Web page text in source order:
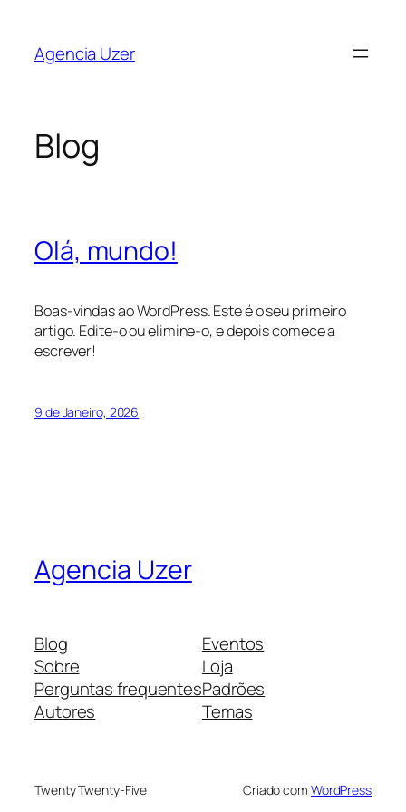
Agencia Uzer
Blog
Olá, mundo!
Boas-vindas ao WordPress. Este é o seu primeiro
artigo. Edite-o ou elimine-o, e depois comece a
escrever!
9 de Janeiro, 2026
Agencia Uzer
Blog
Sobre
Perguntas frequentes
Autores
Eventos
Loja
Padrões
Temas
Twenty Twenty-Five Criado com WordPress